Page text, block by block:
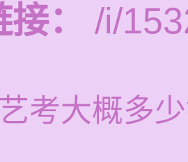
：
/i/
考大概多